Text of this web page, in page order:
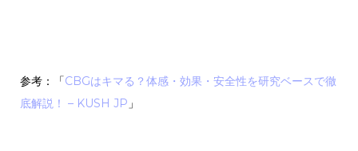
参考：「CBGはキマる？体感・効果・安全性を研究ベースで徹
底解説！ – KUSH JP 」